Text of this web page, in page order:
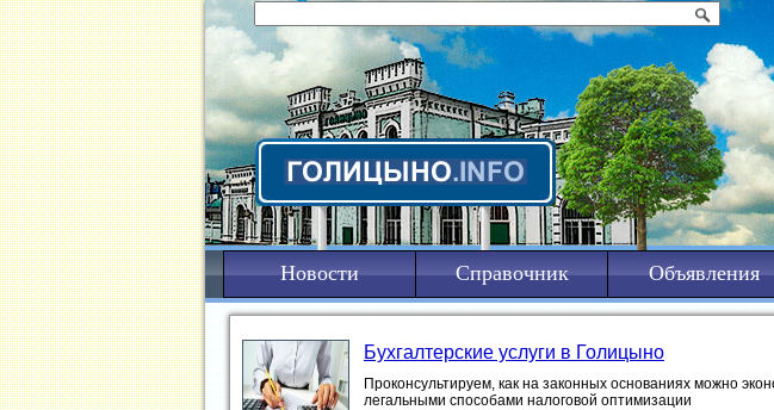
Новости Справочник Объявления
Бухгалтерские услуги в Голицыно
Проконсультируем, как на законных основаниях можно
легальными способами налоговой оптимизации